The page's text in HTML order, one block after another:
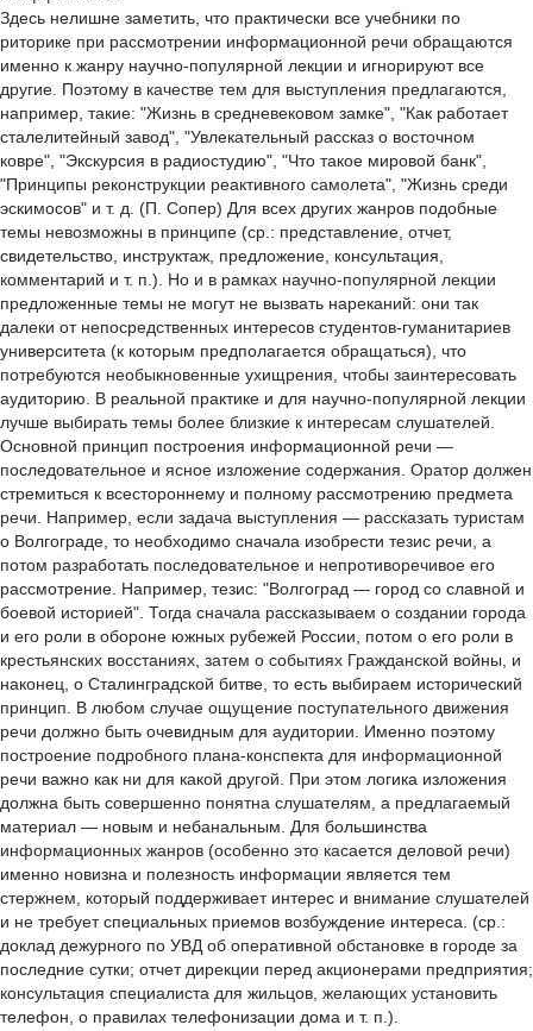
Здесь нелишне заметить, что практически все учебники по
риторике при рассмотрении информационной речи обращаются
именно к жанру научно-популярной лекции и игнорируют все
другие. Поэтому в качестве тем для выступления предлагаются,
например, такие: "Жизнь в средневековом замке", "Как работает
сталелитейный завод", "Увлекательный рассказ о восточном
ковре", "Экскурсия в радиостудию", "Что такое мировой банк",
"Принципы реконструкции реактивного самолета", "Жизнь среди
эскимосов" и т. д. (П. Сопер) Для всех других жанров подобные
темы невозможны в принципе (ср.: представление, отчет,
свидетельство, инструктаж, предложение, консультация,
комментарий и т. п.). Но и в рамках научно-популярной лекции
предложенные темы не могут не вызвать нареканий: они так
далеки от непосредственных интересов студентов-гуманитариев
университета (к которым предполагается обращаться), что
потребуются необыкновенные ухищрения, чтобы заинтересовать
аудиторию. В реальной практике и для научно-популярной лекции
лучше выбирать темы более близкие к интересам слушателей.
Основной принцип построения информационной речи —
последовательное и ясное изложение содержания. Оратор должен
стремиться к всестороннему и полному рассмотрению предмета
речи. Например, если задача выступления — рассказать туристам
о Волгограде, то необходимо сначала изобрести тезис речи, а
потом разработать последовательное и непротиворечивое его
рассмотрение. Например, тезис: "Волгоград — город со славной и
боевой историей". Тогда сначала рассказываем о создании города
и его роли в обороне южных рубежей России, потом о его роли в
крестьянских восстаниях, затем о событиях Гражданской войны, и
наконец, о Сталинградской битве, то есть выбираем исторический
принцип. В любом случае ощущение поступательного движения
речи должно быть очевидным для аудитории. Именно поэтому
построение подробного плана-конспекта для информационной
речи важно как ни для какой другой. При этом логика изложения
должна быть совершенно понятна слушателям, а предлагаемый
материал — новым и небанальным. Для большинства
информационных жанров (особенно это касается деловой речи)
именно новизна и полезность информации является тем
стержнем, который поддерживает интерес и внимание слушателей
и не требует специальных приемов возбуждение интереса. (ср.:
доклад дежурного по УВД об оперативной обстановке в городе за
последние сутки; отчет дирекции перед акционерами предприятия;
консультация специалиста для жильцов, желающих установить
телефон, о правилах телефонизации дома и т. п.).